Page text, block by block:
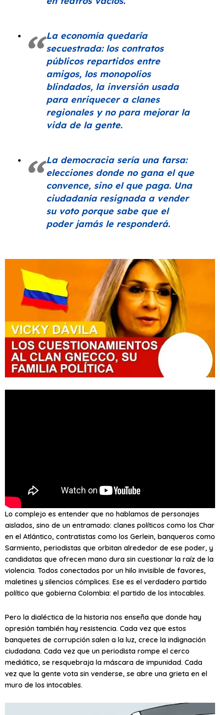
La economía quedaría
secuestrada: los contratos
públicos repartidos entre
amigos, los monopolios
blindados, la inversión usada
para enriquecer a clanes
regionales y no para mejorar la
vida de la gente.
La democracia sería una farsa:
elecciones donde no gana el que
convence, sino el que paga. Una
ciudadanía resignada a vender
su voto porque sabe que el
poder jamás le responderá.
Lo complejo es entender que no hablamos de personajes
aislados, sino de un entramado: clanes políticos como los Char
en el Atlántico, contratistas como los Gerlein, banqueros como
Sarmiento, periodistas que orbitan alrededor de ese poder, y
candidatas que ofrecen mano dura sin cuestionar la raíz de la
violencia. Todos conectados por un hilo invisible de favores,
maletines y silencios cómplices. Ese es el verdadero partido
político que gobierna Colombia: el partido de los intocables.
Pero la dialéctica de la historia nos enseña que donde hay
opresión también hay resistencia. Cada vez que estos
banquetes de corrupción salen a la luz, crece la indignación
ciudadana. Cada vez que un periodista rompe el cerco
mediático, se resquebraja la máscara de impunidad. Cada
vez que la gente vota sin venderse, se abre una grieta en el
muro de los intocables.